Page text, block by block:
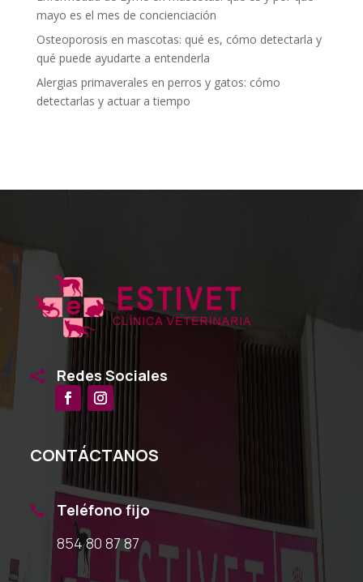
mayo es el mes de concienciación
Osteoporosis en mascotas: qué es, cómo detectarla y
qué puede ayudarte a entenderla
Alergias primaverales en perros y gatos: cómo
detectarlas y actuar a tiempo
 Redes Sociales
CONTÁCTANOS

Teléfono fijo
854 80 87 87